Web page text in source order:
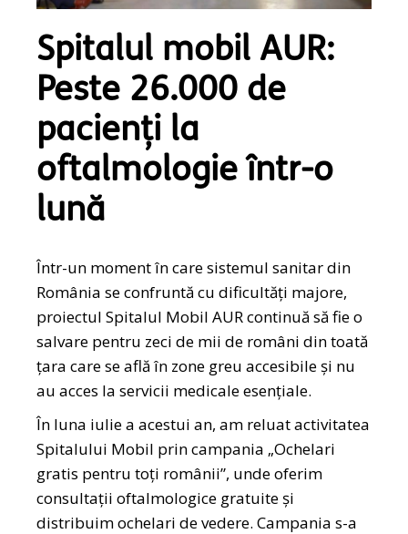
Spitalul mobil AUR:
Peste 26.000 de
pacienți la
oftalmologie într-o
lună
Într-un moment în care sistemul sanitar din
România se confruntă cu dificultăți majore,
proiectul Spitalul Mobil AUR continuă să fie o
salvare pentru zeci de mii de români din toată
țara care se află în zone greu accesibile și nu
au acces la servicii medicale esențiale.
În luna iulie a acestui an, am reluat activitatea
Spitalului Mobil prin campania „Ochelari
gratis pentru toți românii”, unde oferim
consultații oftalmologice gratuite și
distribuim ochelari de vedere. Campania s-a